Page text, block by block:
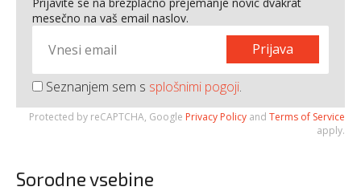
mesečno na vaš email naslov.
Prijava
Seznanjem sem s splošnimi pogoji.
Protected by reCAPTCHA, Google Privacy Policy and Terms of Service
apply.
Sorodne vsebine